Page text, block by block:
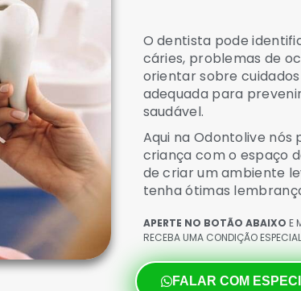
O dentista pode
cáries, problemas de
orientar sobre
adequada para
saudável.
Aqui na Odontolive
criança com o espaço
de criar um ambiente
tenha ótimas
APERTE NO BOTÃO ABAIXO E
RECEBA UMA CONDIÇÃO
FALAR COM